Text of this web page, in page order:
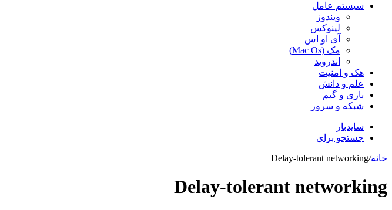
سیستم عامل
ویندوز
لینوکس
آی او اس
مک (Mac Os)
اندروید
هک و امنیت
علم و دانش
بازی و گیم
شبکه و سرور
سایدبار
جستجو برای
خانه/
Delay-tolerant networking
Delay-tolerant networking